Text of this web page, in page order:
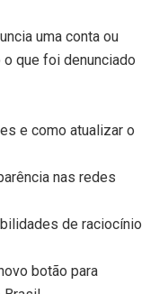
uma conta ou
que foi denunciado
e como atualizar o
nas redes
de raciocínio
botão para